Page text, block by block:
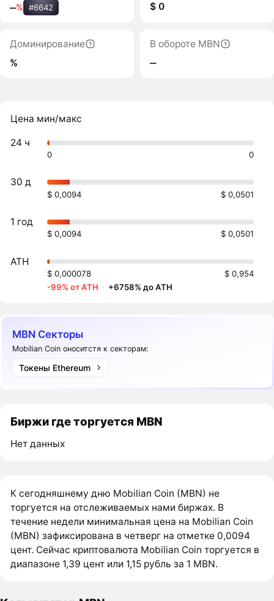
‒% #6642
$ 0
Доминирование
%
В обороте MBN
‒
Цена мин/макс
24 ч
0 0
30 д
$ 0,0094 $ 0,0501
1 год
$ 0,0094 $ 0,0501
ATH
$ 0,000078
$ 0,954
-99% от ATH · +6758% до ATH
MBN Секторы
Mobilian Coin оноситстя к секторам:
Токены Ethereum
Биржи где торгуется MBN
Нет данных
К сегодняшнему дню Mobilian Coin (MBN) не
торгуется на отслеживаемых нами биржах. В
течение недели минимальная цена на Mobilian Coin
(MBN) зафиксирована в четверг на отметке 0,0094
цент. Сейчас криптовалюта Mobilian Coin торгуется в
диапазоне 1,39 цент или 1,15 рубль за 1 MBN.